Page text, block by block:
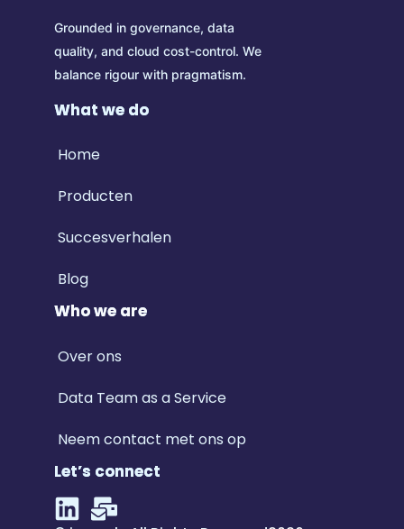
Grounded in governance, data
quality, and cloud cost-control. We
balance rigour with pragmatism.
What we do
Home
Producten
Succesverhalen
Blog
Who we are
Over ons
Data Team as a Service
Neem contact met ons op
Let’s connect